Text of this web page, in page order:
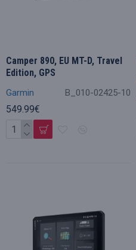
Garmin B_010-02425-10
Camper 890, EU MT-D, Travel
Edition, GPS
549.99€